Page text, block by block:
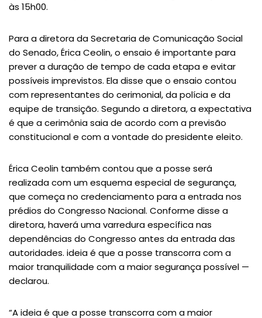
às 15h00.
Para a diretora da Secretaria de Comunicação Social
do Senado, Érica Ceolin, o ensaio é importante para
prever a duração de tempo de cada etapa e evitar
possíveis imprevistos. Ela disse que o ensaio contou
com representantes do cerimonial, da polícia e da
equipe de transição. Segundo a diretora, a expectativa
é que a cerimônia saia de acordo com a previsão
constitucional e com a vontade do presidente eleito.
Érica Ceolin também contou que a posse será
realizada com um esquema especial de segurança,
que começa no credenciamento para a entrada nos
prédios do Congresso Nacional. Conforme disse a
diretora, haverá uma varredura específica nas
dependências do Congresso antes da entrada das
autoridades. ideia é que a posse transcorra com a
maior tranquilidade com a maior segurança possível —
declarou.
“A ideia é que a posse transcorra com a maior